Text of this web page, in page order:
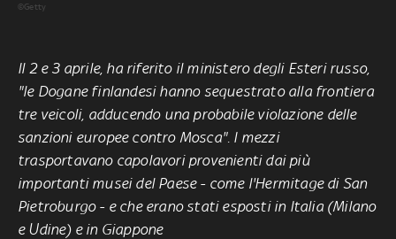
©Getty
Il 2 e 3 aprile, ha riferito il ministero degli Esteri russo,
"le Dogane finlandesi hanno sequestrato alla frontiera
tre veicoli, adducendo una probabile violazione delle
sanzioni europee contro Mosca". I mezzi
trasportavano capolavori provenienti dai più
importanti musei del Paese - come l'Hermitage di San
Pietroburgo - e che erano stati esposti in Italia (Milano
e Udine) e in Giappone